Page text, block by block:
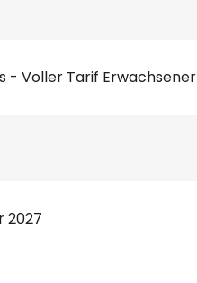
- Voller Tarif Erwachsener
2027